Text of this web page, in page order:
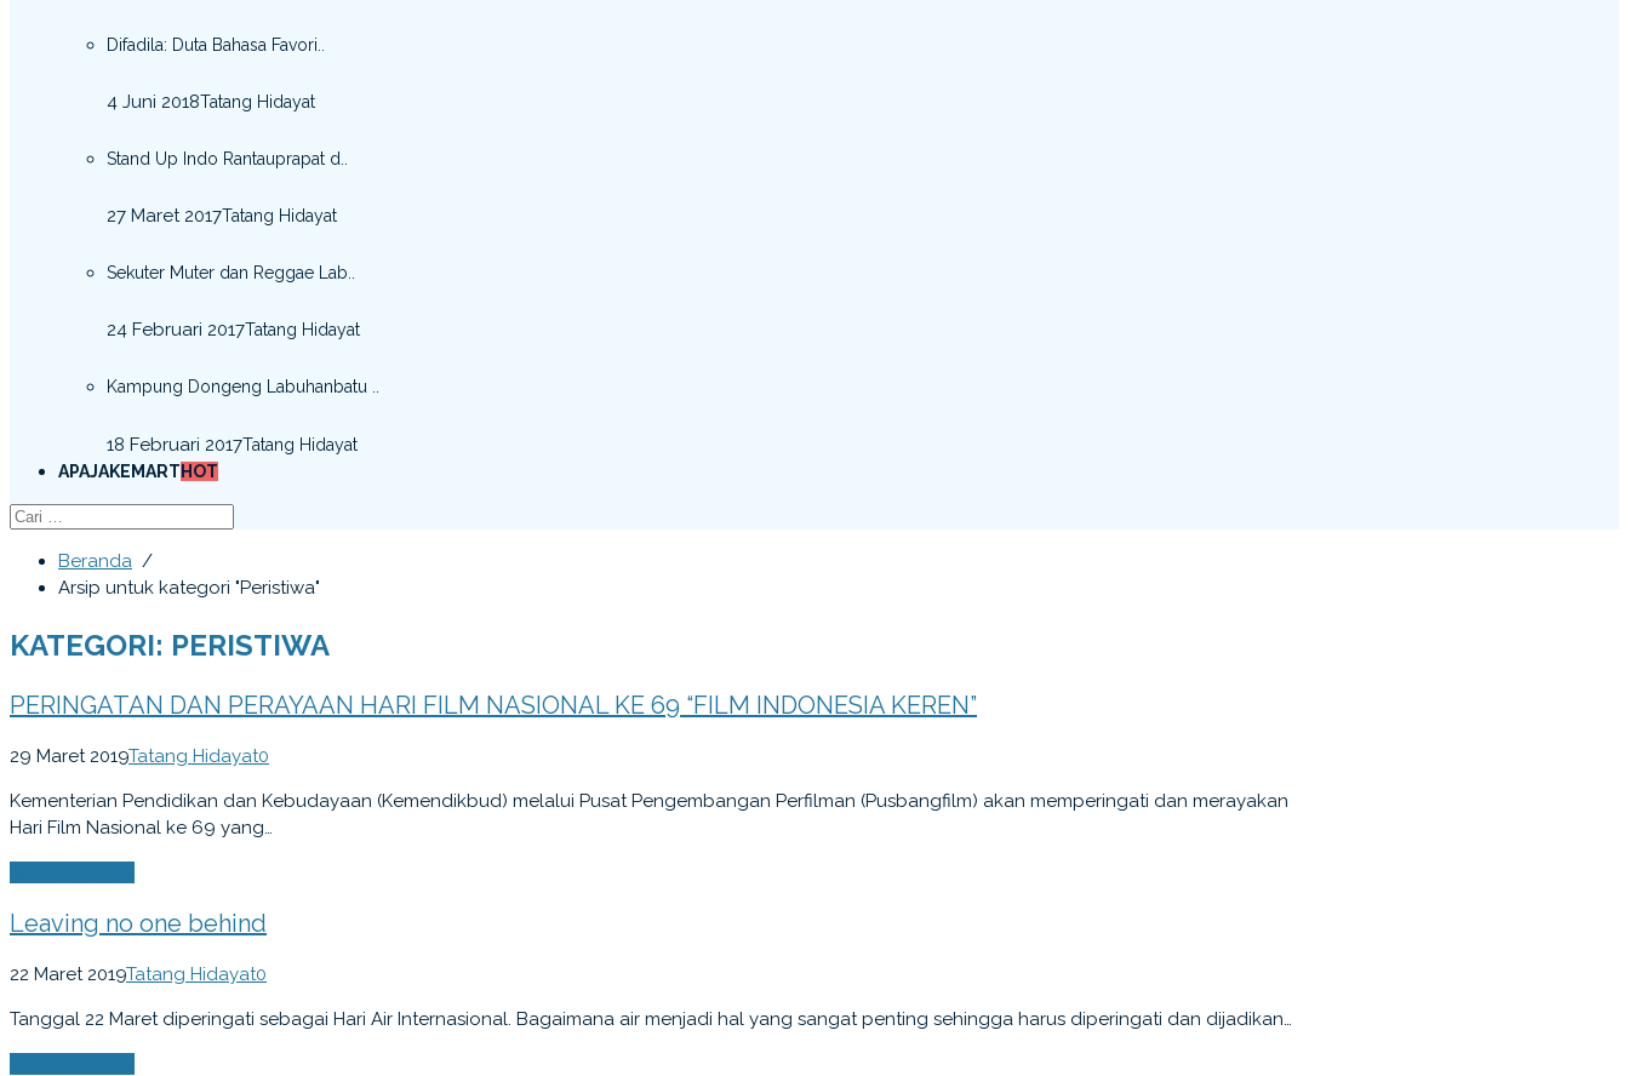
Difadila: Duta Bahasa Favori..
4 Juni 2018Tatang Hidayat
Stand Up Indo Rantauprapat d..
27 Maret 2017Tatang Hidayat
Sekuter Muter dan Reggae Lab..
24 Februari 2017Tatang Hidayat
Kampung Dongeng Labuhanbatu ..
18 Februari 2017Tatang Hidayat
APAJAKEMARTHOT
Beranda /
Arsip untuk kategori "Peristiwa"
KATEGORI: PERISTIWA
PERINGATAN DAN PERAYAAN HARI FILM NASIONAL KE 69 “FILM INDONESIA KEREN”
29 Maret 2019Tatang Hidayat0
Kementerian Pendidikan dan Kebudayaan (Kemendikbud) melalui Pusat Pengembangan Perfilman (Pusbangfilm) akan memperingati dan merayakan
Hari Film Nasional ke 69 yang…
Leaving no one behind
22 Maret 2019Tatang Hidayat0
Tanggal 22 Maret diperingati sebagai Hari Air Internasional. Bagaimana air menjadi hal yang sangat penting sehingga harus diperingati dan dijadikan…